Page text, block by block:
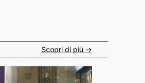
Scopri di più ->